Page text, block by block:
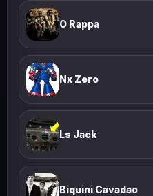
O Rappa
Nx Zero
Ls Jack
Biquini Cavadao